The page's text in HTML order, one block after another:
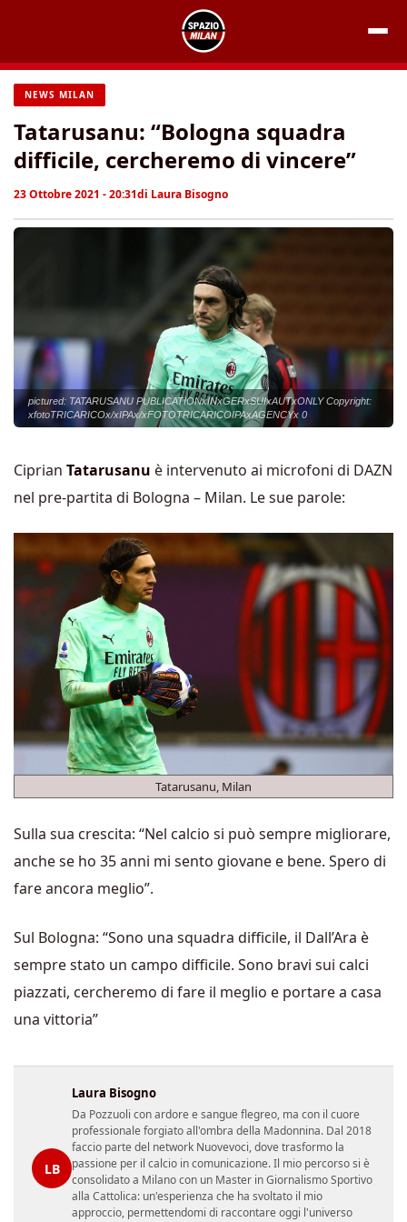
contenuto
NEWS MILAN
Tatarusanu: “Bologna squadra
difficile, cercheremo di vincere”
23 Ottobre 2021 - 20:31di Laura Bisogno
pictured: TATARUSANU PUBLICATIONxINxGERxSUIxAUTxONLY Copyright:
xfotoTRICARICOx/xIPAx/xFOTOTRICARICOIPAxAGENCYx 0
Ciprian Tatarusanu è intervenuto ai microfoni di DAZN
nel pre-partita di Bologna – Milan. Le sue parole:
Tatarusanu, Milan
Sulla sua crescita: “Nel calcio si può sempre migliorare,
anche se ho 35 anni mi sento giovane e bene. Spero di
fare ancora meglio”.
Sul Bologna: “Sono una squadra difficile, il Dall’Ara è
sempre stato un campo difficile. Sono bravi sui calci
piazzati, cercheremo di fare il meglio e portare a casa
una vittoria”
LB
Laura Bisogno
Da Pozzuoli con ardore e sangue flegreo, ma con il cuore
professionale forgiato all'ombra della Madonnina. Dal 2018
faccio parte del network Nuovevoci, dove trasformo la
passione per il calcio in comunicazione. Il mio percorso si è
consolidato a Milano con un Master in Giornalismo Sportivo
alla Cattolica: un'esperienza che ha svoltato il mio
approccio, permettendomi di raccontare oggi l'universo